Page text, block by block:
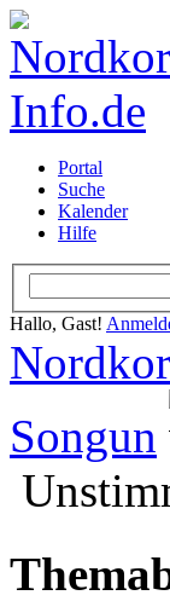
Portal
Suche
Kalender
Hilfe
Hallo, Gast!
Songun